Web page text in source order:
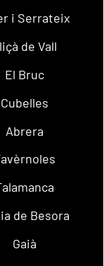
i Serrateix
de Vall
El Bruc
Cubelles
Abrera
de Besora
Gaià